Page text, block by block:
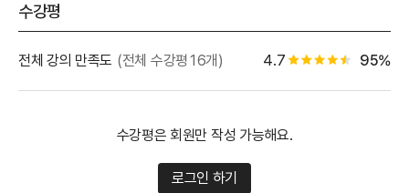
수강평
전체 강의 만족도 (전체 수강평16개) 4.7 별점 4.5개 별점 백
95%
수강평은 회원만 작성 가능해요.
로그인 하기